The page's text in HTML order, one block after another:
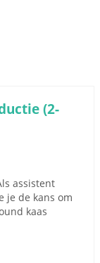
(2-
assistent
je de kans om
kaas